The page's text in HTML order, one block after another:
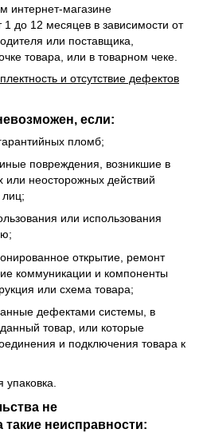
интернет-магазине
1 до 12 месяцев в зависимости от
или поставщика,
товара, или в товарном чеке.
и отсутствие дефектов
если:
пломб;
повреждения, возникшие в
или неосторожных действий
лиц;
или использования
открытие, ремонт
коммуникации и компоненты
или схема товара;
дефектами системы, в
товар, или которые
и подключения товара к
упаковка.
не
неисправности: